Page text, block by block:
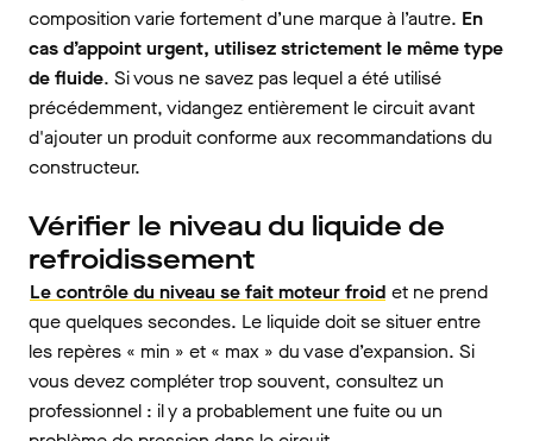
composition varie fortement d’une marque à l’autre. En
cas d’appoint urgent, utilisez strictement le même type
de fluide. Si vous ne savez pas lequel a été utilisé
précédemment, vidangez entièrement le circuit avant
d'ajouter un produit conforme aux recommandations du
constructeur.
Vérifier le niveau du liquide de
refroidissement
Le contrôle du niveau se fait moteur froid et ne prend
que quelques secondes. Le liquide doit se situer entre
les repères « min » et « max » du vase d’expansion. Si
vous devez compléter trop souvent, consultez un
professionnel : il y a probablement une fuite ou un